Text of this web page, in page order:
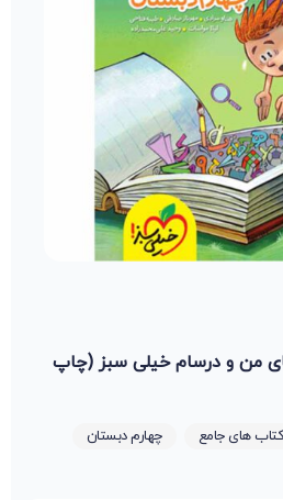
من و درسام خیلی سبز (چاپ
کتاب های جامع چهارم دبستان